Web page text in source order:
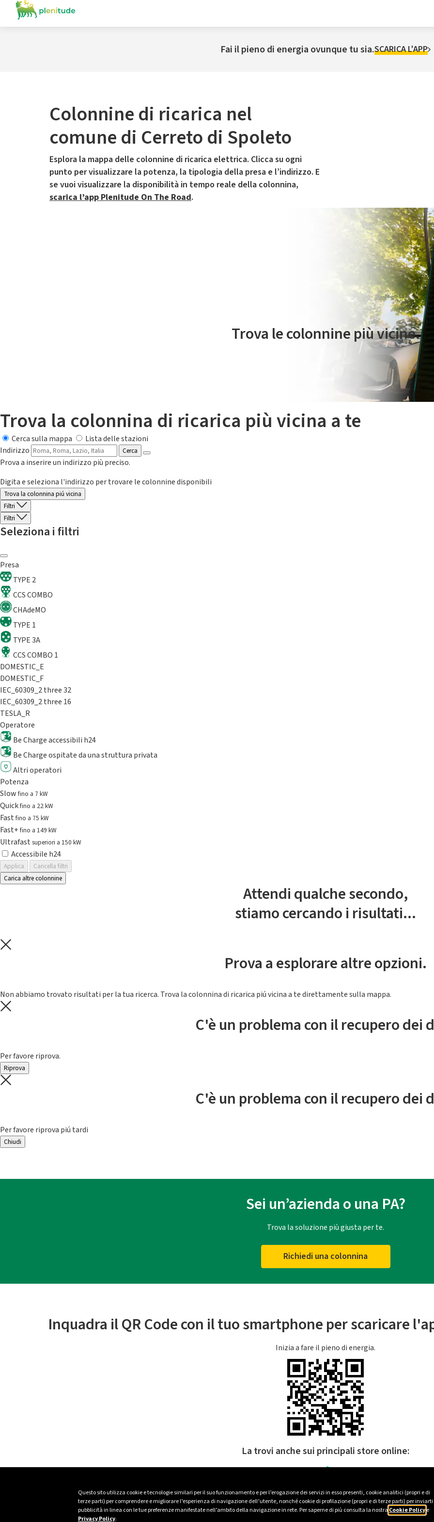
Questo sito utilizza cookie e tecnologie similari per il suo funzionamento e per l’erogazione dei servizi in esso presenti, cookie analitici (propri e di
terze parti) per comprendere e migliorare l’esperienza di navigazione dell’utente, nonché cookie di profilazione (propri e di terze parti) per inviarti
pubblicità in linea con le tue preferenze manifestate nell’ambito della navigazione in rete. Per saperne di più consulta la nostra Cookie Policye
Privacy Policy.
Fai il pieno di energia ovunque tu sia.SCARICA L'APP
Colonnine di ricarica nel
comune di Cerreto di Spoleto
Esplora la mappa delle colonnine di ricarica elettrica. Clicca su ogni
punto per visualizzare la potenza, la tipologia della presa e l’indirizzo. E
se vuoi visualizzare la disponibilità in tempo reale della colonnina,
scarica l’app Plenitude On The Road.
Il servizio di mobilità elettrica è gestito da Plenitude On The Road
Trova le colonnine più vicine.
Trova la colonnina di ricarica più vicina a te
Cerca sulla mappa
Lista delle stazioni
Indirizzo
Cerca
Prova a inserire un indirizzo più preciso.
Digita e seleziona l'indirizzo per trovare le colonnine disponibili
Trova la colonnina piú vicina
Filtri
Filtri
Seleziona i filtri
Presa
TYPE 2
CCS COMBO
CHAdeMO
TYPE 1
TYPE 3A
CCS COMBO 1
DOMESTIC_E
DOMESTIC_F
IEC_60309_2 three 32
IEC_60309_2 three 16
TESLA_R
Operatore
Be Charge accessibili h24
Be Charge ospitate da una struttura privata
Altri operatori
Potenza
Slowfino a 7 kW
Quickfino a 22 kW
Fastfino a 75 kW
Fast+fino a 149 kW
Ultrafast superiori a 150 kW
Accessibile h24
Applica
Cancella filtri
Carica altre colonnine
Attendi qualche secondo,
stiamo cercando i risultati...
Prova a esplorare altre opzioni.
Non abbiamo trovato risultati per la tua ricerca. Trova la colonnina di ricarica piú vicina a te direttamente sulla mappa.
C'è un problema con il recupero dei
Per favore riprova.
Riprova
C'è un problema con il recupero dei
Per favore riprova piú tardi
Chiudi
Sei un’azienda o una PA?
Trova la soluzione più giusta per te.
Richiedi una colonnina
Inquadra il QR Code con il tuo smartphone per scaricare
Inizia a fare il pieno di energia.
La trovi anche sui principali store online: